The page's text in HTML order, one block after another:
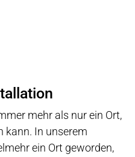
mehr als nur ein Ort,
kann. In unserem
ein Ort geworden,